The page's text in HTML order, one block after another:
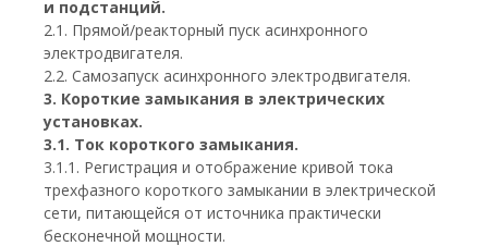
и подстанций.
2.1. Прямой/реакторный пуск асинхронного
электродвигателя.
2.2. Самозапуск асинхронного электродвигателя.
3. Короткие замыкания в электрических
установках.
3.1. Ток короткого замыкания.
3.1.1. Регистрация и отображение кривой тока
трехфазного короткого замыкании в электрической
сети, питающейся от источника практически
бесконечной мощности.